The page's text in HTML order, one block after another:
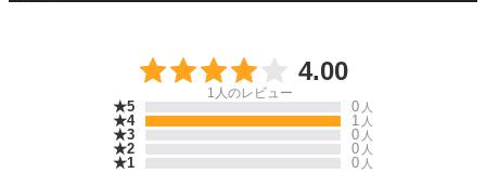
4.00
1 人のレビュー
★5 0 人
★4 1 人
★3 0 人
★2 0 人
★1 0 人